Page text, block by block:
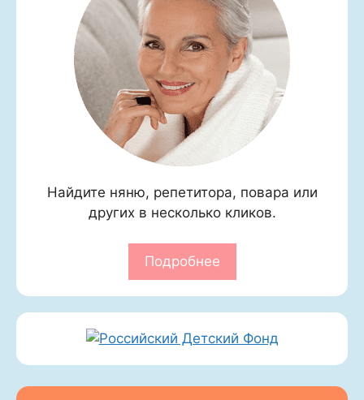
Найдите няню, репетитора, повара или
других в несколько кликов.
Подробнее